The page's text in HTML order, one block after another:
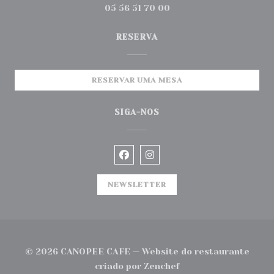
05 56 51 70 00
RESERVA
RESERVAR UMA MESA
SIGA-NOS
Facebook ((abre numa nova
Instagram ((abre numa
NEWSLETTER
© 2026 CANOPEE CAFE — Website do restaurante
criado por Zenchef((abre numa nova